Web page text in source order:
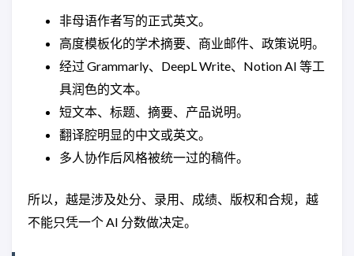
非母语作者写的正式英文。
高度模板化的学术摘要、商业邮件、政策说明。
经过 Grammarly、DeepL Write、Notion AI 等工
具润色的文本。
短文本、标题、摘要、产品说明。
翻译腔明显的中文或英文。
多人协作后风格被统一过的稿件。
所以，越是涉及处分、录用、成绩、版权和合规，越
不能只凭一个 AI 分数做决定。